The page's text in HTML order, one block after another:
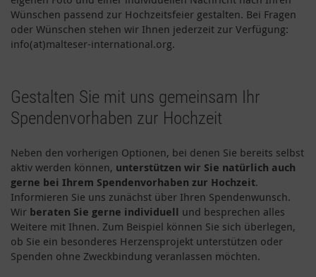
Wünschen passend zur Hochzeitsfeier gestalten. Bei Fragen
oder Wünschen stehen wir Ihnen jederzeit zur Verfügung:
info(at)malteser-international.org.
Gestalten Sie mit uns gemeinsam Ihr
Spendenvorhaben zur Hochzeit
Neben den vorherigen Optionen, bei denen Sie bereits selbst
aktiv werden können, unterstützen wir Sie natürlich auch
gerne bei Ihrem Spendenvorhaben zur Hochzeit.
Informieren Sie uns zunächst über Ihren Spendenwunsch.
Wir beraten Sie gerne individuell und besprechen alles
Weitere mit Ihnen. Zum Beispiel können Sie sich überlegen,
ob Sie ein besonderes Herzensprojekt unterstützen oder
Spenden ohne Zweckbindung veranlassen möchten.